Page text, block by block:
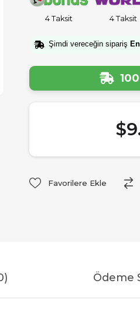
4 Taksit 4 Taksit
Şimdi vereceğin sipariş
Favorilere Ekle
Ödeme